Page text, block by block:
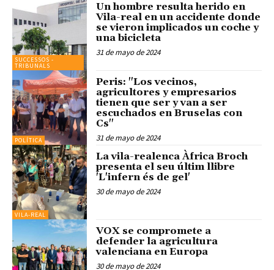
SUCCESSOS -
TRIBUNALS
Un hombre resulta herido en
Vila-real en un accidente donde
se vieron implicados un coche y
una bicicleta
31 de mayo de 2024
POLÍTICA
Peris: "Los vecinos,
agricultores y empresarios
tienen que ser y van a ser
escuchados en Bruselas con
Cs"
31 de mayo de 2024
VILA-REAL
La vila-realenca Àfrica Broch
presenta el seu últim llibre
'L'infern és de gel'
30 de mayo de 2024
VOX se compromete a
defender la agricultura
valenciana en Europa
30 de mayo de 2024